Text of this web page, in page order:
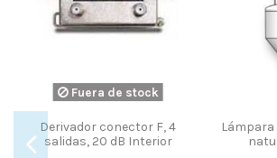
Lámpara Duralux ECO Luz
natural 24W E27